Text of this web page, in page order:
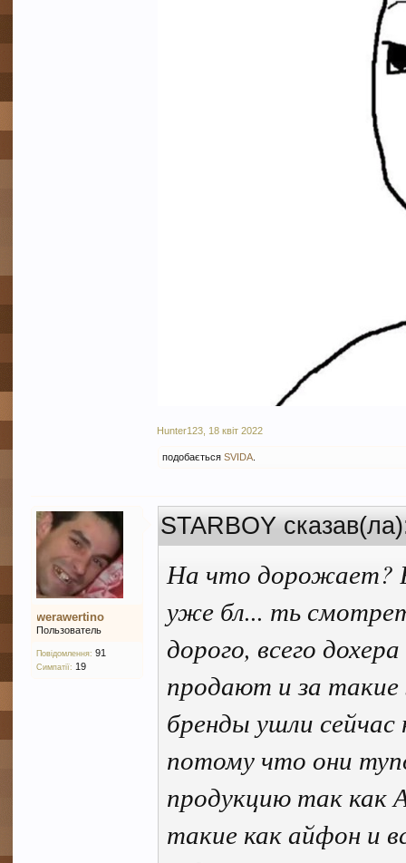
Hunter123 18 квіт 2022
подобаєтьсяSVIDA
werawertino
Пользователь
Повідомлення: 91
Симпатії: 19
STARBOY
На что дорожает?
уже бл... ть
дорого, всего
продают и за
бренды ушли
потому что они
продукцию так как
такие как айфон и